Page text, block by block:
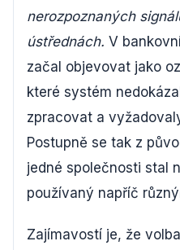
nerozpoznaných
ústřednách. V
začal objevovat jako
které systém
zpracovat a
Postupně se tak z
jedné společnosti stal
používaný napříč
Zajímavostí je, že